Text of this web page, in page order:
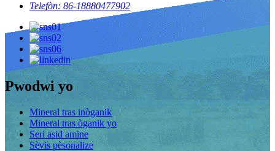
Telefòn: 86-18880477902
Pwodwi yo
Mineral tras inòganik
Mineral tras òganik yo
Seri asid amine
Sèvis pèsonalize